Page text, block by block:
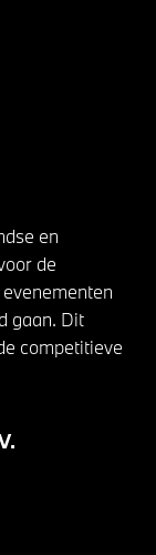
en
de
gaan. Dit
competitieve